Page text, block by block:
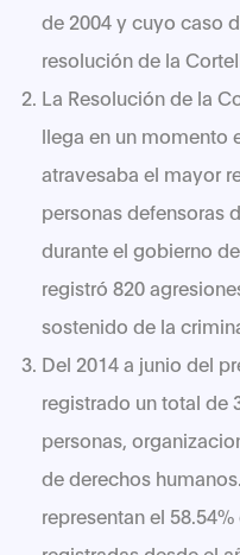
de 2004 y cuyo caso
resolución de la
La Resolución de la
llega en un momento
atravesaba el mayor
personas defensoras
durante el gobierno
registró 820
sostenido de la
Del 2014 a junio del
registrado un total de
personas,
de derechos
representan el